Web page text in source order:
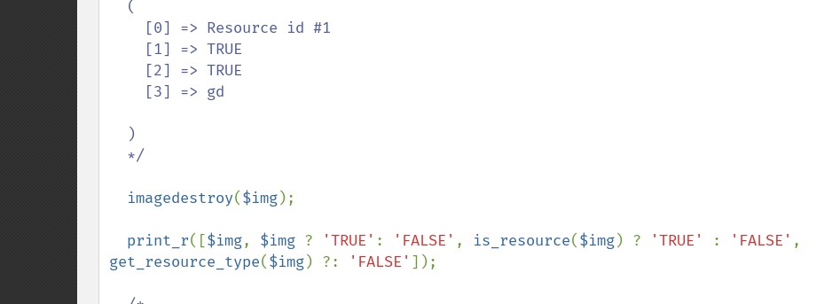
imagedestroy($img);
print_r([$img, $img ? 'TRUE' : 'FALSE' , is_resource($img) ? 'TRUE' : 'FALSE'
get_resource_type($img) ?: 'FALSE' ]);